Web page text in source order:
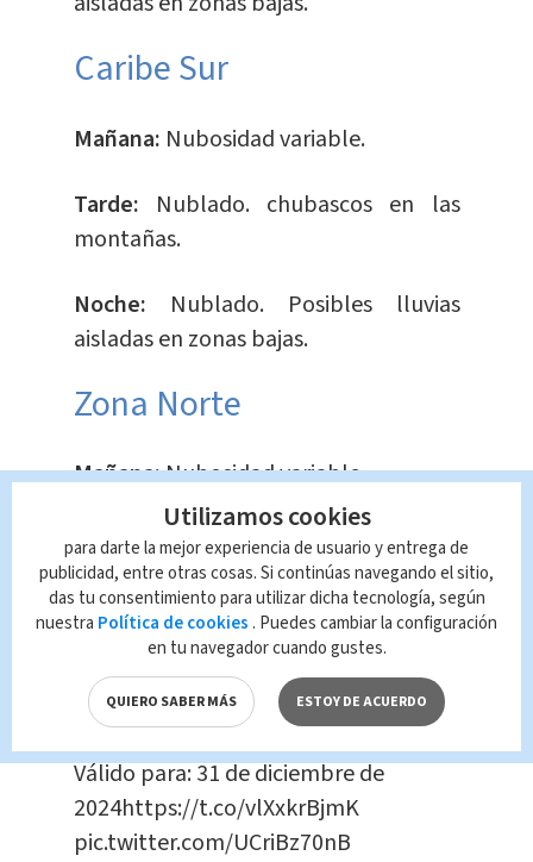
Caribe Sur
Mañana: Nubosidad variable.
Tarde: Nublado. chubascos en las
montañas.
Noche: Nublado. Posibles lluvias
aisladas en zonas bajas.
Zona Norte
Mañana:Nubosidad variable.
Tarde:Nublado. chubascos en las
montañas.
Noche:Nublado. Posibles lluvias
aisladas en zonas bajas.
Válido para: 31 de diciembre de
2024https://t.co/vlXxkrBjmK
pic.twitter.com/UCriBz70nB
Utilizamos cookies
para darte la mejor experiencia de usuario y entrega de
publicidad, entre otras cosas. Si continúas navegando el sitio,
das tu consentimiento para utilizar dicha tecnología, según
nuestra Política de cookies . Puedes cambiar la configuración
en tu navegador cuando gustes.
QUIERO SABER MÁS ESTOY DE ACUERDO